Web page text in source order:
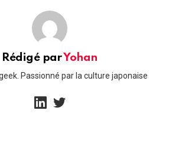
Rédigé parYohan
Passionné par la culture japonaise
linkedin